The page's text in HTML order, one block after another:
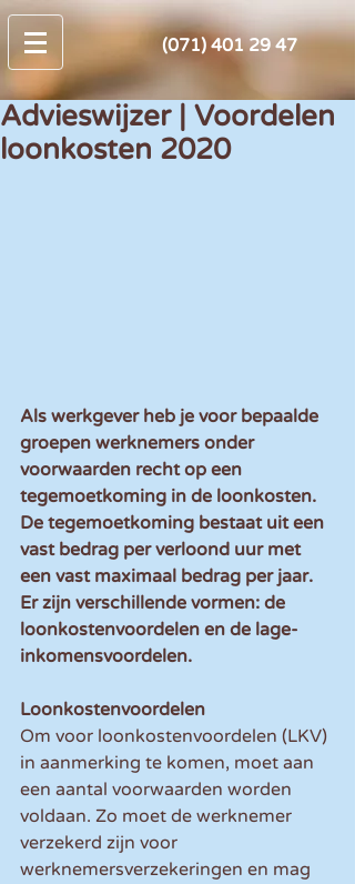
(071) 401 29 47
Advieswijzer | Voordelen
loonkosten 2020
Als werkgever heb je voor bepaalde
groepen werknemers onder
voorwaarden recht op een
tegemoetkoming in de loonkosten.
De tegemoetkoming bestaat uit een
vast bedrag per verloond uur met
een vast maximaal bedrag per jaar.
Er zijn verschillende vormen: de
loonkostenvoordelen en de lage-
inkomensvoordelen.
Loonkostenvoordelen
Om voor loonkostenvoordelen (LKV)
in aanmerking te komen, moet aan
een aantal voorwaarden worden
voldaan. Zo moet de werknemer
verzekerd zijn voor
werknemersverzekeringen en mag